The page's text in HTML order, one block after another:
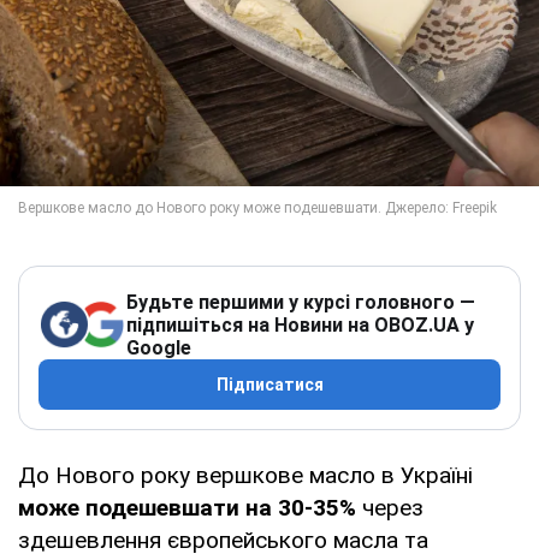
Будьте першими у курсі головного —
підпишіться на Новини на OBOZ.UA у
Google
Підписатися
До Нового року вершкове масло в Україні
може подешевшати на 30-35% через
здешевлення європейського масла та